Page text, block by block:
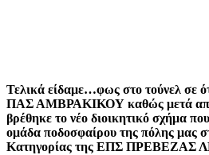
Τελικά είδαμε…φως στο τούνελ σε
ΠΑΣ ΑΜΒΡΑΚΙΚΟΥ καθώς μετά από
βρέθηκε το νέο διοικητικό σχήμα
ομάδα ποδοσφαίρου της πόλης μας
Κατηγορίας της ΕΠΣ ΠΡΕΒΕΖΑΣ